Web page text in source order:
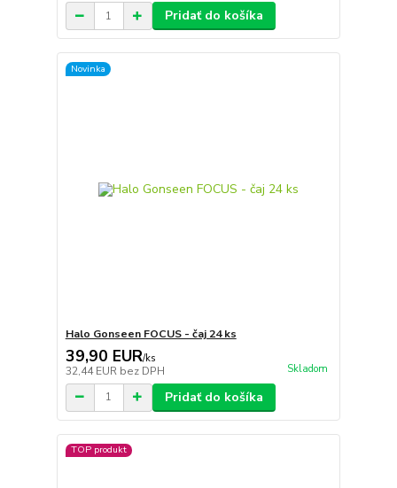
Pridať do košíka
Novinka
Halo Gonseen FOCUS - čaj 24 ks
39,90 EUR/ks
32,44 EUR bez DPH Skladom
Pridať do košíka
TOP produkt